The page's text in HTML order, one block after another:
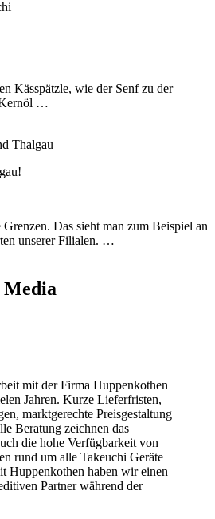
Kässpätzle, wie der Senf zu der
Kernöl …
Das sieht man zum Beispiel an
unserer Filialen. …
Media
mit der Firma Huppenkothen
Jahren. Kurze Lieferfristen,
marktgerechte Preisgestaltung
Beratung zeichnen das
die hohe Verfügbarkeit von
rund um alle Takeuchi Geräte
Huppenkothen haben wir einen
Partner während der